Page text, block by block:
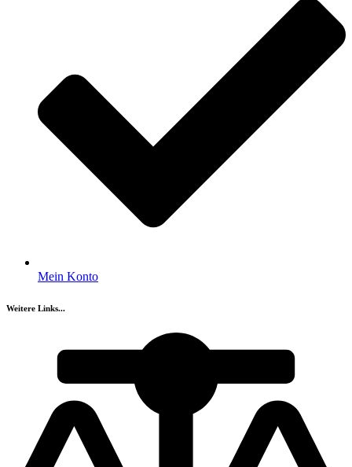
Mein Konto
Weitere Links...